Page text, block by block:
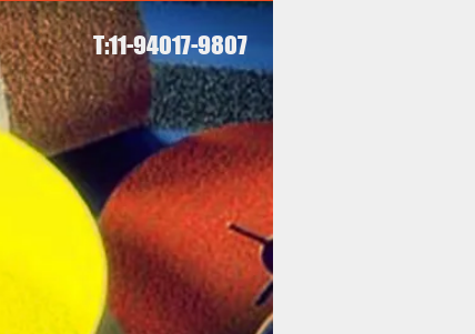
T:11-94017-9807